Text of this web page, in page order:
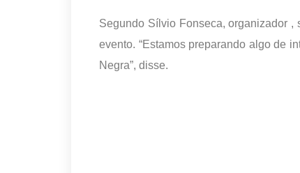
Segundo Sílvio Fonseca, organizador ,
evento. “Estamos preparando algo de
Negra”, disse.